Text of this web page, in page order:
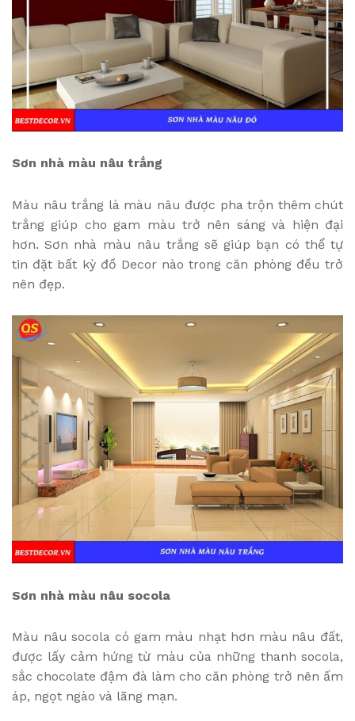
Sơn nhà màu nâu trắng
Màu nâu trắng là màu nâu được pha trộn thêm chút
trắng giúp cho gam màu trở nên sáng và hiện đại
hơn. Sơn nhà màu nâu trắng sẽ giúp bạn có thể tự
tin đặt bất kỳ đồ Decor nào trong căn phòng đều trở
nên đẹp.
Sơn nhà màu nâu socola
Màu nâu socola có gam màu nhạt hơn màu nâu đất,
được lấy cảm hứng từ màu của những thanh socola,
sắc chocolate đậm đà làm cho căn phòng trở nên ấm
áp, ngọt ngào và lãng mạn.